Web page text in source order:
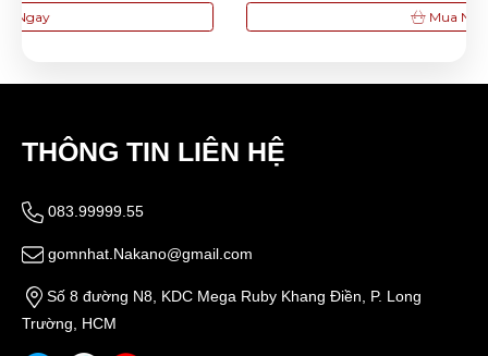
chùa trong tuyết
THÔNG TIN LIÊN HỆ
083.99999.55
gomnhat.Nakano@gmail.com
Số 8 đường N8, KDC Mega Ruby Khang Điền, P. Long
Trường, HCM